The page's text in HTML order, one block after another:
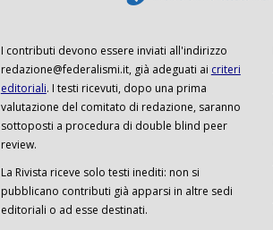
I contributi devono essere inviati all'indirizzo
redazione@federalismi.it, già adeguati ai criteri
editoriali. I testi ricevuti, dopo una prima
valutazione del comitato di redazione, saranno
sottoposti a procedura di double blind peer
review.
La Rivista riceve solo testi inediti: non si
pubblicano contributi già apparsi in altre sedi
editoriali o ad esse destinati.